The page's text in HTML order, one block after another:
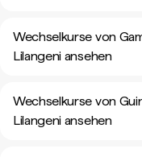
Wechselkurse von
Lilangeni ansehen
Wechselkurse von
Lilangeni ansehen